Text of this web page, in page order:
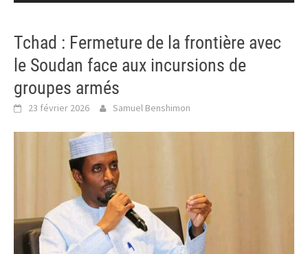
Tchad : Fermeture de la frontière avec
le Soudan face aux incursions de
groupes armés
23 février 2026 Samuel Benshimon